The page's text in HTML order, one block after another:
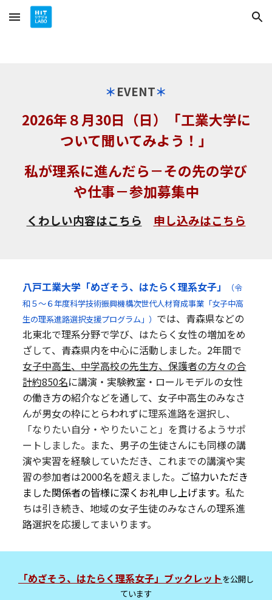
Skip to main content Skip to navigation
＊EVENT＊
2026年８月30日（日）
「工業大学に
ついて聞いてみよう！」
私が理系に進んだら－その先の学び
や仕事－参加募集中
くわしい内容はこちら 申し込みはこちら
八戸工業大学 「めざそう、はたらく理系女子」
（令
和５～６年度科学技術振興機構次世代人材育成事業「女子中高
生の理系進路選択支援プログラム」） では、青森県などの
北東北で理系分野で学び、はたらく女性の増加をめ
ざして、青森県内を中心に活動しました。2年間で
女子中高生、中学高校の先生方、保護者の方々の合
計約850名に講演・ 実験教室 ・ ロールモデルの女性
の働き方の紹介などを通して、女子中高生のみなさ
んが男女の枠にとらわれずに理系進路を選択し、
「なりたい自分・やりたいこと」を貫けるようサポ
ート しました。 また、男子の生徒さんにも同様の講
演や実習を経験していただき、これまでの講演や実
習の参加者は2000名を超えました。 ご協力いただき
ました関係者の皆様に深くお礼申し上げます。私た
ちは引き続き、地域の女子生徒のみなさんの理系進
路選択を応援してまいります。
「めざそう、はたらく理系女子」ブックレットを公開し
ています